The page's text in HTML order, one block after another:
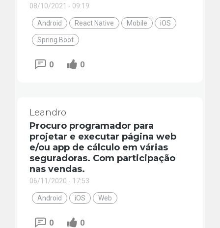
08/10/2021 - 09:19
Android React Native Mobile iOS
Spring Boot
0 0
Leandro
Procuro programador para
projetar e executar página web
e/ou app de cálculo em várias
seguradoras. Com participação
nas vendas.
06/11/2020 - 17:53
Android iOS Web
0 0